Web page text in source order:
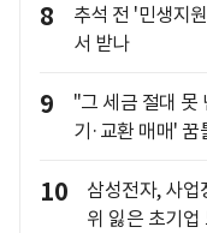
8
추석 전 '민생지
서 받나
9
"그 세금 절대
기·교환 매매' 꿈
10
삼성전자, 사
위 잃은 초기